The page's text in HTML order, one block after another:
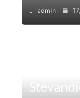
admin